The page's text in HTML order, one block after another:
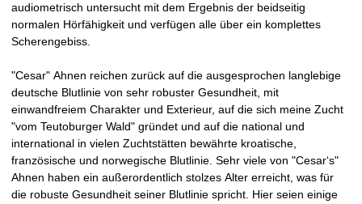
r
a
audiometrisch untersucht mit dem Ergebnis der beidseitig
normalen Hörfähigkeit und verfügen alle über ein komplettes
Scherengebiss.
"Cesar" Ahnen reichen zurück auf die ausgesprochen langlebige
deutsche Blutlinie von sehr robuster Gesundheit, mit
einwandfreiem Charakter und Exterieur, auf die sich meine Zucht
"vom Teutoburger Wald" gründet und auf die national und
international in vielen Zuchtstätten bewährte kroatische,
französische und norwegische Blutlinie. Sehr viele von "Cesar‘s"
Ahnen haben ein außerordentlich stolzes Alter erreicht, was für
die robuste Gesundheit seiner Blutlinie spricht. Hier seien einige